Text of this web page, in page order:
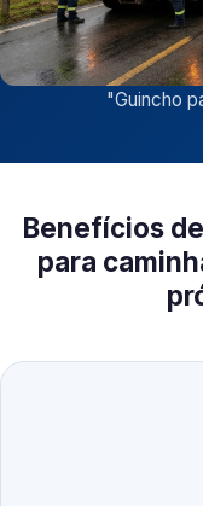
"Guincho
Benefícios
para